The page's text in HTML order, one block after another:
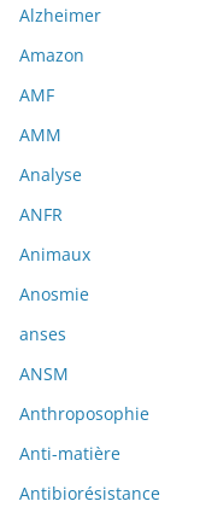
Alzheimer
Amazon
AMF
AMM
Analyse
ANFR
Animaux
Anosmie
anses
ANSM
Anthroposophie
Anti-matière
Antibiorésistance